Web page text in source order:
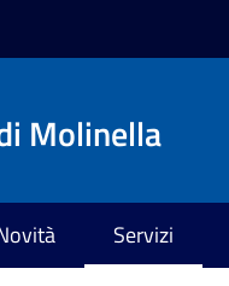
Molinella
Servizi